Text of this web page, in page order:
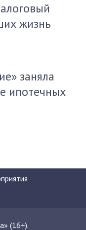
жизнь
заняла
ипотечных
(16+).